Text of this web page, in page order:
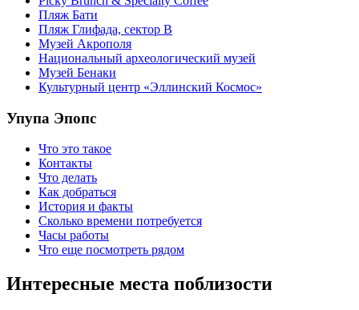
Пляж Бати
Пляж Глифада, сектор B
Музей Акрополя
Национальный археологический музей
Музей Бенаки
Культурный центр «Эллинский Космос»
Упупа Эпопс
Что это такое
Контакты
Что делать
Как добраться
История и факты
Сколько времени потребуется
Часы работы
Что еще посмотреть рядом
Интересные места поблизости